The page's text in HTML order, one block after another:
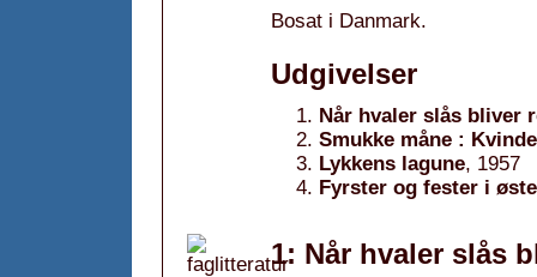
Bosat i Danmark.
Udgivelser
Når hvaler slås bliver
Smukke måne :
Lykkens lagune, 1957
Fyrster og fester i
1: Når hvaler slås